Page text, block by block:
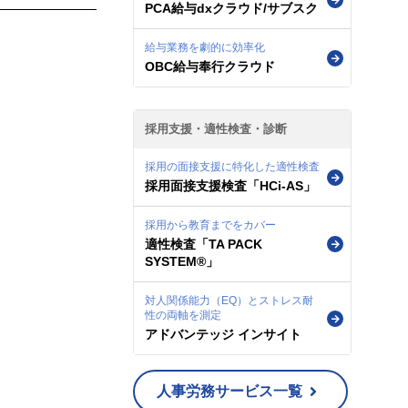
PCA給与dxクラウド/サブスク
給与業務を劇的に効率化
OBC給与奉行クラウド
採用支援・適性検査・診断
採用の面接支援に特化した適性検査
採用面接支援検査「HCi-AS」
採用から教育までをカバー
適性検査「TA PACK
SYSTEM®」
対人関係能力（EQ）とストレス耐
性の両軸を測定
アドバンテッジ インサイト
人事労務サービス一覧